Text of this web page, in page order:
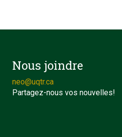
Nous joindre
neo@uqtr.ca
Partagez-nous vos nouvelles!